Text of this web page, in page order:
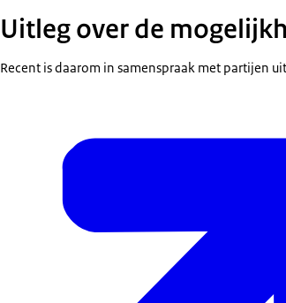
Uitleg over de
Recent is daarom in samenspraak met partijen